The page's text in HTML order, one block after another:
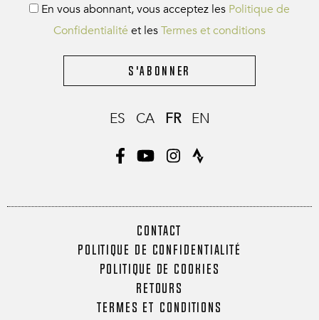
En vous abonnant, vous acceptez les Politique de
Confidentialité et lesTermes et conditions
S'abonner
ES CA FR EN
CONTACT
POLITIQUE DE CONFIDENTIALITÉ
POLITIQUE DE COOKIES
RETOURS
TERMES ET CONDITIONS